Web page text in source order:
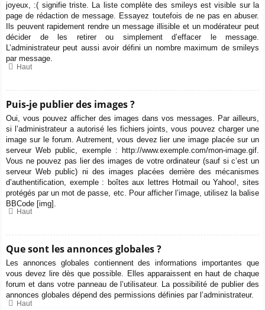
joyeux, :( signifie triste. La liste complète des smileys est visible sur la
page de rédaction de message. Essayez toutefois de ne pas en abuser.
Ils peuvent rapidement rendre un message illisible et un modérateur peut
décider de les retirer ou simplement d’effacer le message.
L’administrateur peut aussi avoir défini un nombre maximum de smileys
par message.
Haut
Puis-je publier des images ?
Oui, vous pouvez afficher des images dans vos messages. Par ailleurs,
si l’administrateur a autorisé les fichiers joints, vous pouvez charger une
image sur le forum. Autrement, vous devez lier une image placée sur un
serveur Web public, exemple : http://www.exemple.com/mon-image.gif.
Vous ne pouvez pas lier des images de votre ordinateur (sauf si c’est un
serveur Web public) ni des images placées derrière des mécanismes
d’authentification, exemple : boîtes aux lettres Hotmail ou Yahoo!, sites
protégés par un mot de passe, etc. Pour afficher l’image, utilisez la balise
BBCode [img].
Haut
Que sont les annonces globales ?
Les annonces globales contiennent des informations importantes que
vous devez lire dès que possible. Elles apparaissent en haut de chaque
forum et dans votre panneau de l’utilisateur. La possibilité de publier des
annonces globales dépend des permissions définies par l’administrateur.
Haut